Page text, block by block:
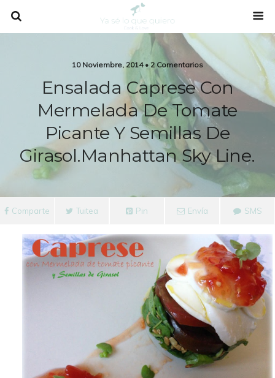
10 Noviembre, 2014 • 2 Comentarios
Ensalada Caprese Con
Mermelada De Tomate
Picante Y Semillas De
Girasol.Manhattan Sky Line.
Comparte Tuitea Pin Envía SMS